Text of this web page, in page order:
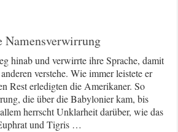
Namensverwirrung
hinab und verwirrte ihre Sprache, damit
verstehe. Wie immer leistete er
Rest erledigten die Amerikaner. So
die über die Babylonier kam, bis
herrscht Unklarheit darüber, wie das
und Tigris …